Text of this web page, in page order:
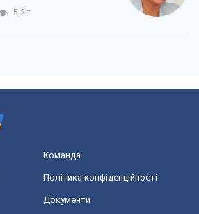
5,2 т.
Команда
Політика конфіденційності
Документи